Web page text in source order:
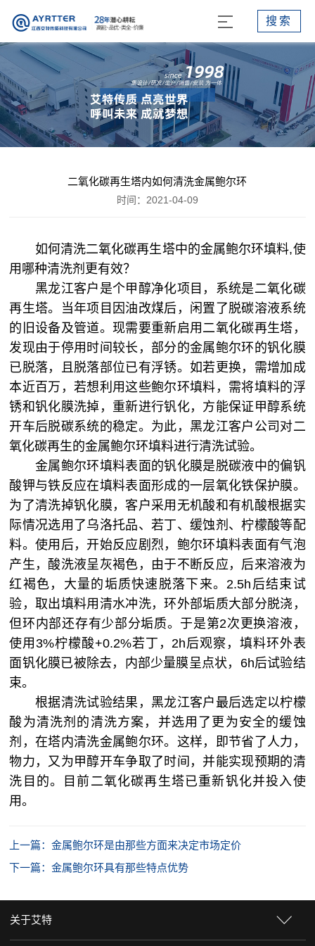
搜索
二氧化碳再生塔内如何清洗金属鲍尔环
时间：2021-04-09
如何清洗二氧化碳再生塔中的金属鲍尔环填料,使
用哪种清洗剂更有效？
黑龙江客户是个甲醇净化项目，系统是二氧化碳
再生塔。当年项目因油改煤后，闲置了脱碳溶液系统
的旧设备及管道。现需要重新启用二氧化碳再生塔，
发现由于停用时间较长，部分的金属鲍尔环的钒化膜
已脱落，且脱落部位已有浮锈。如若更换，需增加成
本近百万，若想利用这些鲍尔环填料，需将填料的浮
锈和钒化膜洗掉，重新进行钒化，方能保证甲醇系统
开车后脱碳系统的稳定。为此，黑龙江客户公司对二
氧化碳再生的金属鲍尔环填料进行清洗试验。
金属鲍尔环填料表面的钒化膜是脱碳液中的偏钒
酸钾与铁反应在填料表面形成的一层氧化铁保护膜。
为了清洗掉钒化膜，客户采用无机酸和有机酸根据实
际情况选用了乌洛托品、若丁、缓蚀剂、柠檬酸等配
料。使用后，开始反应剧烈，鲍尔环填料表面有气泡
产生，酸洗液呈灰褐色，由于不断反应，后来溶液为
红褐色，大量的垢质快速脱落下来。2.5h后结束试
验，取出填料用清水冲洗，环外部垢质大部分脱浇，
但环内部还存有少部分垢质。于是第2次更换溶液，
使用3%柠檬酸+0.2%若丁，2h后观察，填料环外表
面钒化膜已被除去，内部少量膜呈点状，6h后试验结
束。
根据清洗试验结果，黑龙江客户最后选定以柠檬
酸为清洗剂的清洗方案，并选用了更为安全的缓蚀
剂，在塔内清洗金属鲍尔环。这样，即节省了人力，
物力，又为甲醇开车争取了时间，并能实现预期的清
洗目的。目前二氧化碳再生塔已重新钒化并投入使
用。
上一篇：金属鲍尔环是由那些方面来决定市场定价
下一篇：金属鲍尔环具有那些特点优势
关于艾特